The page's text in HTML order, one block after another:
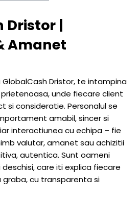
Dristor |
Amanet
Dristor, te intampina
unde fiecare client
consideratie. Personalul se
amabil, sincer si
interactiunea cu echipa – fie
valutar, amanet sau achizitii
autentica. Sunt oameni
care iti explica fiecare
graba, cu transparenta si